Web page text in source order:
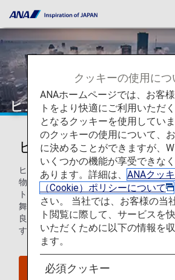
ヒューストン
ヒューストンを知ろう
ヒューストンは、宇宙開発をテーマにし
物館が多くあり、宇宙好きの人にはたま
トや文化が好きな方は、ヒューストン
舞台観賞や趣のある歴史地区の散策がお
良い日にぴったりの緑豊かな公園や庭園
す。
ヒューストンへのフライト
クッキーの使用につ
ANAホームページでは、お客
トをより快適にご利用いただ
となるクッキーを使用してい
のクッキーの使用について、
に決めることができますが、
いくつかの機能が享受できな
あります。詳細は、 ANAクッ
（Cookie）ポリシーについて
さい。 当社では、お客様の当
ト閲覧に際して、サービスを
いただくために以下の情報を
ます。
必須クッキー